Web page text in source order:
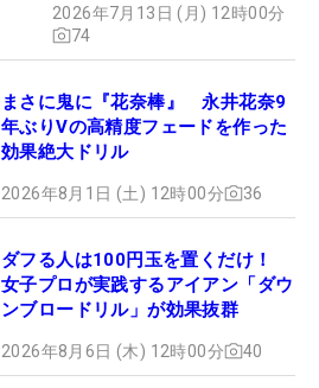
2026年7月13日 (月) 12時00分
74
まさに鬼に『花奈棒』 永井花奈9
年ぶりVの高精度フェードを作った
効果絶大ドリル
2026年8月1日 (土) 12時00分 36
ダフる人は100円玉を置くだけ！
女子プロが実践するアイアン「ダウ
ンブロードリル」が効果抜群
2026年8月6日 (木) 12時00分 40